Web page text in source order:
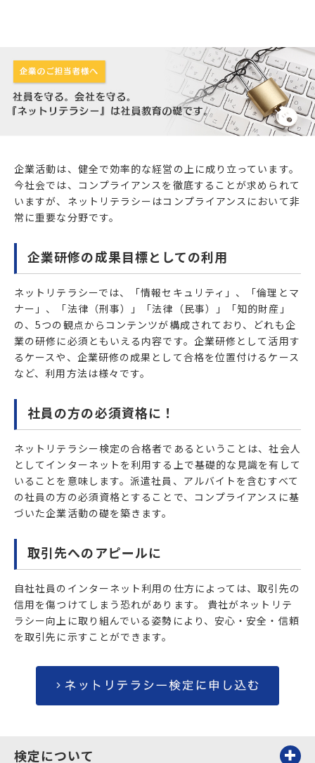
企業活動は、健全で効率的な経営の上に成り立っています。
今社会では、コンプライアンスを徹底することが求められて
いますが、ネットリテラシーはコンプライアンスにおいて非
常に重要な分野です。
企業研修の成果目標としての利用
ネットリテラシーでは、「情報セキュリティ」、「倫理とマ
ナー」、「法律（刑事）」「法律（民事）」「知的財産」
の、5つの観点からコンテンツが構成されており、どれも企
業の研修に必須ともいえる内容です。企業研修として活用す
るケースや、企業研修の成果として合格を位置付けるケース
など、利用方法は様々です。
社員の方の必須資格に！
ネットリテラシー検定の合格者であるということは、社会人
としてインターネットを利用する上で基礎的な見識を有して
いることを意味します。派遣社員、アルバイトを含むすべて
の社員の方の必須資格とすることで、コンプライアンスに基
づいた企業活動の礎を築きます。
取引先へのアピールに
自社社員のインターネット利用の仕方によっては、取引先の
信用を傷つけてしまう恐れがあります。 貴社がネットリテ
ラシー向上に取り組んでいる姿勢により、安心・安全・信頼
を取引先に示すことができます。
検定について